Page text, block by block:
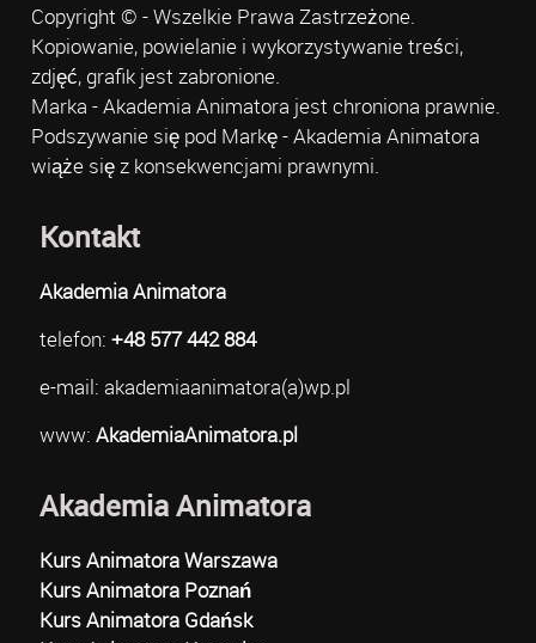
Copyright © - Wszelkie Prawa Zastrzeżone.
Kopiowanie, powielanie i wykorzystywanie treści,
zdjęć, grafik jest zabronione.
Marka - Akademia Animatora jest chroniona prawnie.
Podszywanie się pod Markę - Akademia Animatora
wiąże się z konsekwencjami prawnymi.
Kontakt
Akademia Animatora
telefon: +48 577 442 884
e-mail: akademiaanimatora(a)wp.pl
www: AkademiaAnimatora.pl
Akademia Animatora
Kurs Animatora Warszawa
Kurs Animatora Poznań
Kurs Animatora Gdańsk